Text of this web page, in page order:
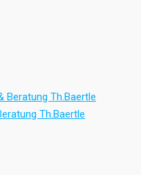
Th.Baertle